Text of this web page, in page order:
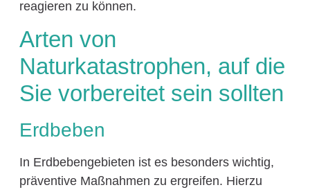
reagieren zu können.
Arten von
Naturkatastrophen, auf die
Sie vorbereitet sein sollten
Erdbeben
In Erdbebengebieten ist es besonders wichtig,
präventive Maßnahmen zu ergreifen. Hierzu